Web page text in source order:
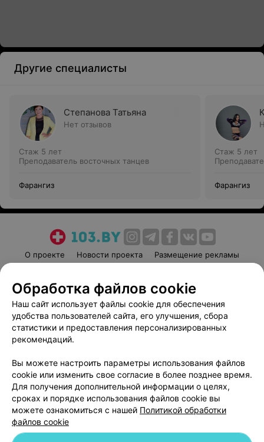
Другие специалисты
Степанова Татьяна
Нет отзывов
Стаж 5 лет
Преподаватель восточных танцев
Фарангиз
Стаж 5 лет
Фарангиз
О проекте Новости проекта
Размещение рекламы
Пользовательское соглашение
Способы оплаты
Вакансии
Партнеры
Написать руководителю 103.by
Обработка персональных данных
Обработка файлов cookie
Наш сайт использует файлы cookie для обеспечения
удобства пользователей сайта, его улучшения, сбора
статистики и предоставления персонализированных
рекомендаций.
Вы можете настроить параметры использования файлов
cookie или изменить свое согласие в более позднее время.
Для получения дополнительной информации о целях,
сроках и порядке использования файлов cookie вы
можете ознакомиться с нашей Политикой обработки
файлов cookie